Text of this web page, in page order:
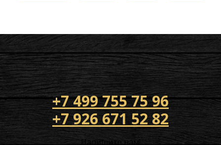
+7 499 755 75 96
+7 926 671 52 82
Напишите нам!